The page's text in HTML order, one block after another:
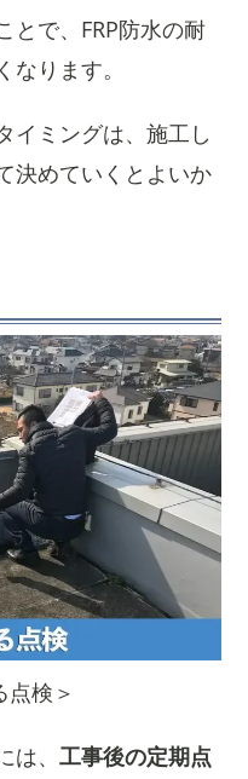
とで、FRP防水の耐
ります。
イミングは、施工し
決めていくとよいか
点検＞
、 工事後の定期点